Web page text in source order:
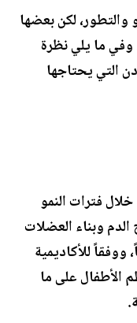
والتطور، لكن بعضها
ما يلي نظرة
التي يحتاجها
فترات النمو
وبناء العضلات
للأكاديمية
الأطفال على ما